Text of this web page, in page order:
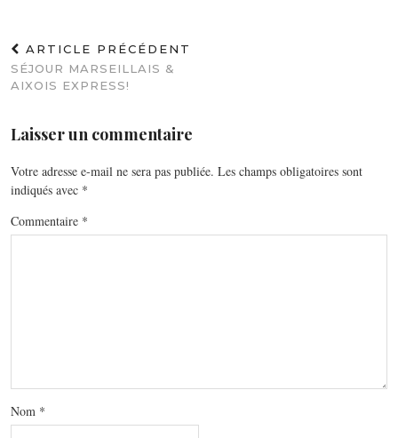
ARTICLE PRÉCÉDENT
SÉJOUR MARSEILLAIS &
AIXOIS EXPRESS!
Laisser un commentaire
Votre adresse e-mail ne sera pas publiée. Les champs obligatoires sont
indiqués avec *
Commentaire *
Nom *